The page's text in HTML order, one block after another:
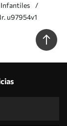
u97954v1